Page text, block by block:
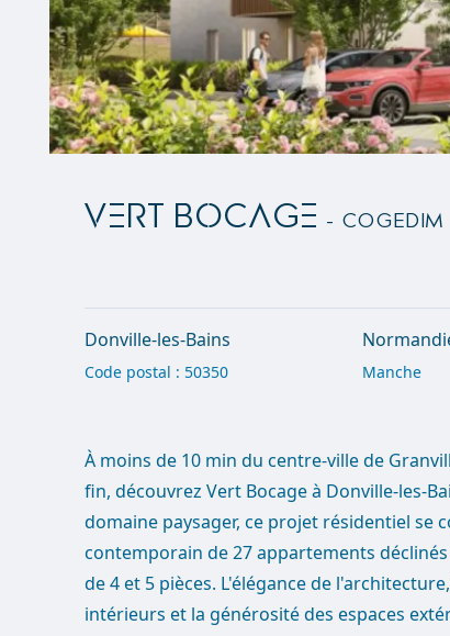
VERT BOCAGE - Cogedim
Donville-les-Bains
Code postal : 50350 Manche
À moins de 10 min du centre-ville de
fin, découvrez Vert Bocage à Donville-les-
domaine paysager, ce projet résidentiel se
contemporain de 27 appartements
de 4 et 5 pièces. L'élégance de
intérieurs et la générosité des espaces